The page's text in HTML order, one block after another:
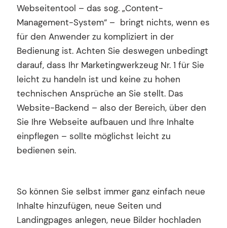
Webseitentool – das sog. „Content-
Management-System“ – bringt nichts, wenn es
für den Anwender zu kompliziert in der
Bedienung ist. Achten Sie deswegen unbedingt
darauf, dass Ihr Marketingwerkzeug Nr. 1 für Sie
leicht zu handeln ist und keine zu hohen
technischen Ansprüche an Sie stellt. Das
Website-Backend – also der Bereich, über den
Sie Ihre Webseite aufbauen und Ihre Inhalte
einpflegen – sollte möglichst leicht zu
bedienen sein.
So können Sie selbst immer ganz einfach neue
Inhalte hinzufügen, neue Seiten und
Landingpages anlegen, neue Bilder hochladen